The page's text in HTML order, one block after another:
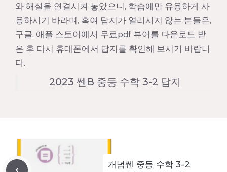
와 해설을 연결시켜 놓았으니, 학습에만 유용하게 사
용하시기 바라며, 혹여 답지가 열리시지 않는 분들은,
구글, 애플 스토어에서 무료pdf 뷰어를 다운로드 받
은 후 다시 휴대폰에서 답지를 확인해 보시기 바랍니
다.
2023 쎈B 중등 수학 3-2 답지
개념쎈 중등 수학 3-2